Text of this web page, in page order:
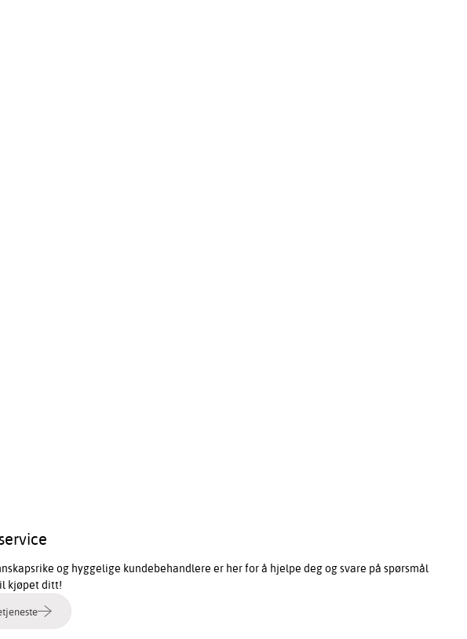
og hyggelige kundebehandlere er her for å hjelpe deg og svare på spørsmål
kjøpet ditt!